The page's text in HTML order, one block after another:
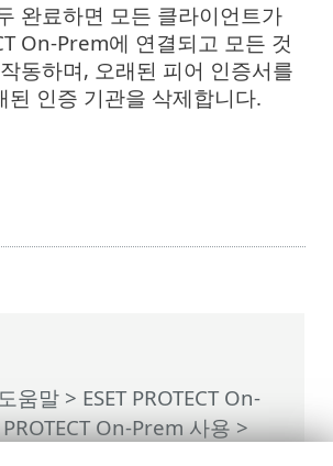
움말 > ESET PROTECT On-
PROTECT On-Prem 사용>
완료하면 모든 클라이언트가
On-Prem에 연결되고 모든 것
동하며, 오래된 피어 인증서를
된 인증 기관을 삭제합니다.